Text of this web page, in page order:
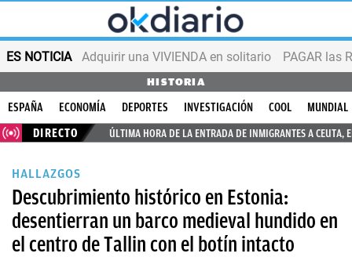
ES NOTICIA Adquirir una VIVIENDA en solitario PAGAR las
HISTORIA
ESPAÑA ECONOMÍA DEPORTES INVESTIGACIÓN COOL
MUNDIAL
DIRECTO
ÚLTIMA HORA DE LA ENTRADA DE INMIGRANTES A CEUTA,
HALLAZGOS
Descubrimiento histórico en Estonia:
desentierran un barco medieval hundido en
el centro de Tallin con el botín intacto